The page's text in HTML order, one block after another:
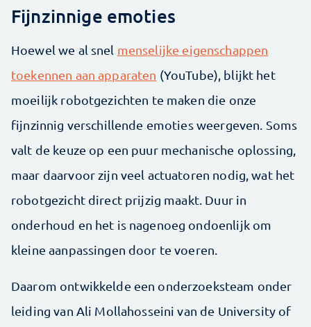
Fijnzinnige emoties
Hoewel we al snel menselijke eigenschappen
toekennen aan apparaten (YouTube), blijkt het
moeilijk robotgezichten te maken die onze
fijnzinnig verschillende emoties weergeven. Soms
valt de keuze op een puur mechanische oplossing,
maar daarvoor zijn veel actuatoren nodig, wat het
robotgezicht direct prijzig maakt. Duur in
onderhoud en het is nagenoeg ondoenlijk om
kleine aanpassingen door te voeren.
Daarom ontwikkelde een onderzoeksteam onder
leiding van Ali Mollahosseini van de University of